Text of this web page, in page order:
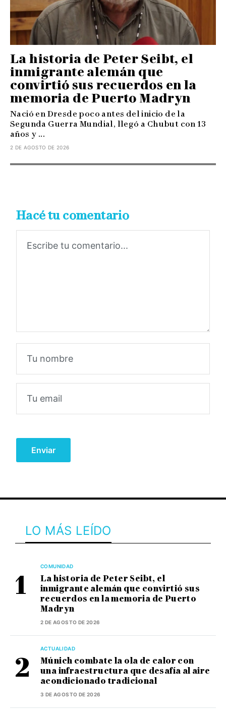
La historia de Peter Seibt, el
inmigrante alemán que
convirtió sus recuerdos en la
memoria de Puerto Madryn
Nació en Dresde poco antes del inicio de la
Segunda Guerra Mundial, llegó a Chubut con 13
años y ...
2 DE AGOSTO DE 2026
Hacé tu comentario
LO MÁS LEÍDO
COMUNIDAD
La historia de Peter Seibt, el
inmigrante alemán que convirtió sus
recuerdos en la memoria de Puerto
Madryn
2 DE AGOSTO DE 2026
ACTUALIDAD
Múnich combate la ola de calor con
una infraestructura que desafía al aire
acondicionado tradicional
3 DE AGOSTO DE 2026